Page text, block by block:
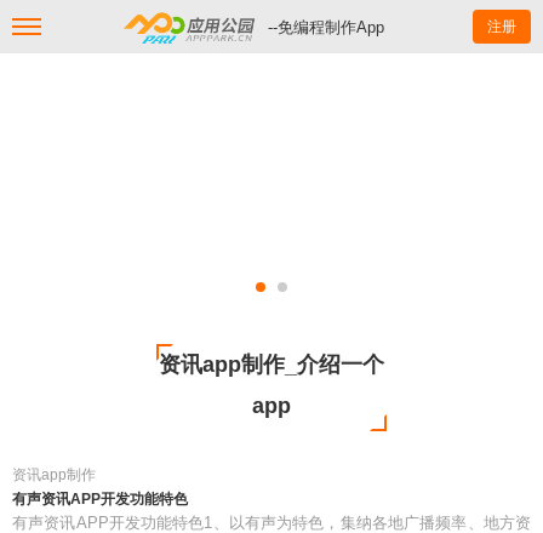
--免编程制作App 注册
资讯app制作_介绍一个
app
资讯app制作
有声资讯APP开发功能特色
有声资讯APP开发功能特色1、以有声为特色，集纳各地广播频率、地方资